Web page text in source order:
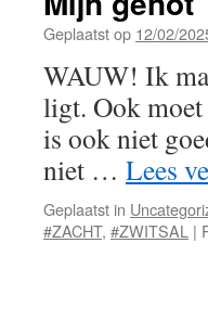
Geplaatst op 12/02/
WAUW! Ik
ligt. Ook
is ook niet
niet … Lees
Geplaatst in
#ZACHT, #ZWITSAL |